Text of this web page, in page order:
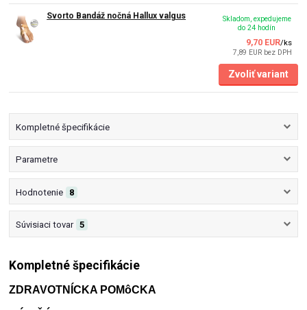
Svorto Bandáž nočná Hallux valgus
9,70 EUR/ks
7,89 EUR bez DPH
Skladom, expedujeme
do 24 hodín
Zvoliť variant
Kompletné špecifikácie
Parametre
Hodnotenie 8
Súvisiaci tovar 5
Kompletné špecifikácie
ZDRAVOTNÍCKA POMôCKA